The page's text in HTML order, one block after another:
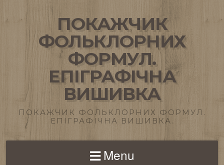
ПОКАЖЧИК
ФОЛЬКЛОРНИХ
ФОРМУЛ.
ЕПІГРАФІЧНА
ВИШИВКА
ПОКАЖЧИК ФОЛЬКЛОРНИХ ФОРМУЛ.
ЕПІГРАФІЧНА ВИШИВКА.
Menu